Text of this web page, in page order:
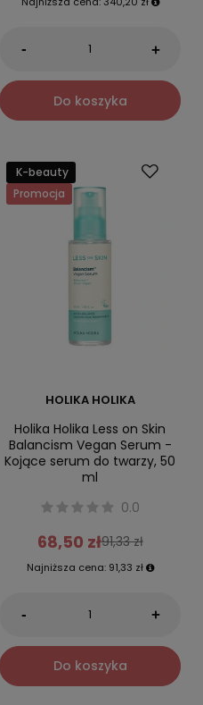
- +
Do koszyka
K-beauty
Promocja
HOLIKA HOLIKA
Holika Holika Less on Skin
Balancism Vegan Serum -
Kojące serum do twarzy, 50
ml
0.0
68,50 zł91,33 zł
Najniższa cena: 91,33 zł
- +
Do koszyka